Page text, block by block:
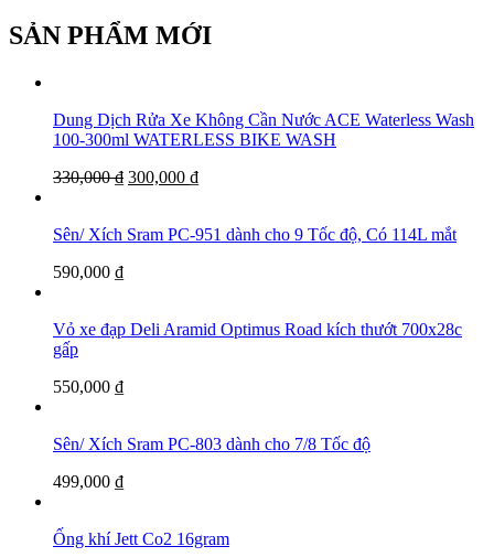
SẢN PHẨM MỚI
Dung Dịch Rửa Xe Không Cần Nước ACE Waterless Wash
100-300ml WATERLESS BIKE WASH
330,000₫ 300,000 ₫
Sên/ Xích Sram PC-951 dành cho 9 Tốc độ, Có 114L mắt
590,000 ₫
Vỏ xe đạp Deli Aramid Optimus Road kích thướt 700x28c
gấp
550,000 ₫
Sên/ Xích Sram PC-803 dành cho 7/8 Tốc độ
499,000 ₫
Ống khí Jett Co2 16gram